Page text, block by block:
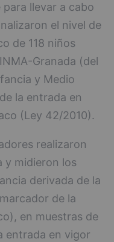
para llevar a cabo
el nivel de
de 118 niños
Granada (del
y Medio
la entrada en
(Ley 42/2010).
realizaron
y midieron los
derivada de la
de la
en muestras de
entrada en vigor